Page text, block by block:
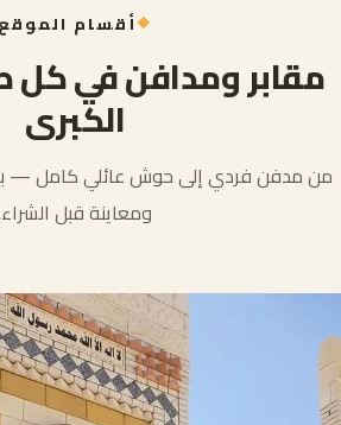
أقسام الموقع
مقابر ومدافن في كل
الكبرى
من مدفن فردي إلى حوش عائلي كامل —
ومعاينة قبل